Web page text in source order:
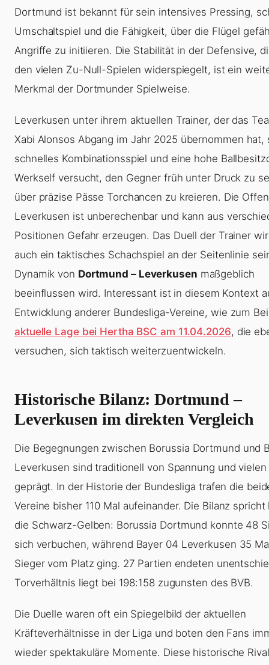
Dortmund ist bekannt für sein intensives Pressing,
Umschaltspiel und die Fähigkeit, über die Flügel
Angriffe zu initiieren. Die Stabilität in der Defensive,
den vielen Zu-Null-Spielen widerspiegelt, ist ein
Merkmal der Dortmunder Spielweise.
Leverkusen unter ihrem aktuellen Trainer, der das
Xabi Alonsos Abgang im Jahr 2025 übernommen hat,
schnelles Kombinationsspiel und eine hohe
Werkself versucht, den Gegner früh unter Druck zu
über präzise Pässe Torchancen zu kreieren. Die
Leverkusen ist unberechenbar und kann aus
Positionen Gefahr erzeugen. Das Duell der Trainer
auch ein taktisches Schachspiel an der Seitenlinie
Dynamik von Dortmund – Leverkusen maßgeblich
beeinflussen wird. Interessant ist in diesem Kontext
Entwicklung anderer Bundesliga-Vereine, wie zum
aktuelle Lage bei Hertha BSC am 11.04.2026, die
versuchen, sich taktisch weiterzuentwickeln.
Historische Bilanz: Dortmund –
Leverkusen im direkten Vergleich
Die Begegnungen zwischen Borussia Dortmund und
Leverkusen sind traditionell von Spannung und vielen
geprägt. In der Historie der Bundesliga trafen die
Vereine bisher 110 Mal aufeinander. Die Bilanz
die Schwarz-Gelben: Borussia Dortmund konnte 48
sich verbuchen, während Bayer 04 Leverkusen 35
Sieger vom Platz ging. 27 Partien endeten
Torverhältnis liegt bei 198:158 zugunsten des BVB.
Die Duelle waren oft ein Spiegelbild der aktuellen
Kräfteverhältnisse in der Liga und boten den Fans
wieder spektakuläre Momente. Diese historische